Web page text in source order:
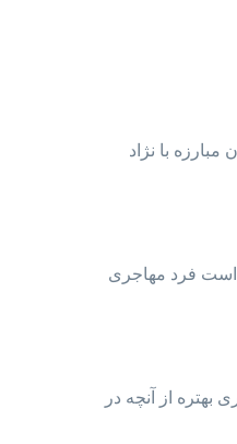
با نژاد
است فرد مهاجری
بهتره از آنچه در